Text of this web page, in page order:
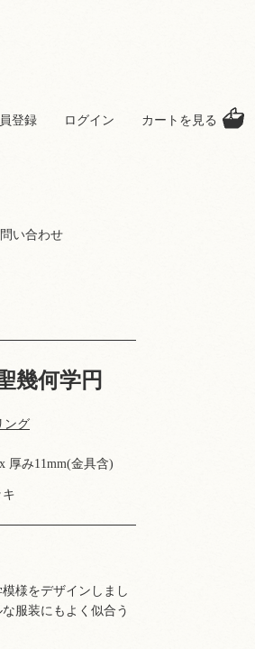
登録 ログイン カートを見る
い合わせ
幾何学円
ング
厚み11mm(金具含)
様をデザインしまし
服装にもよく似合う